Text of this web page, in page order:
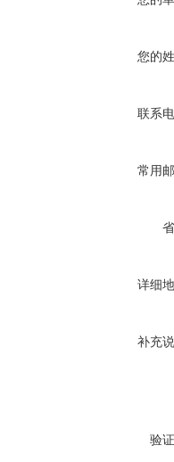
您的
联系
常用
详细
补充
验